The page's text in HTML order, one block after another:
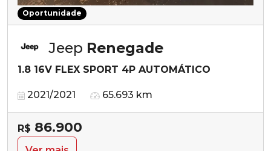
Oportunidade
Jeep Renegade
1.8 16V FLEX SPORT 4P AUTOMÁTICO
2021/2021 65.693 km
R$ 86.900